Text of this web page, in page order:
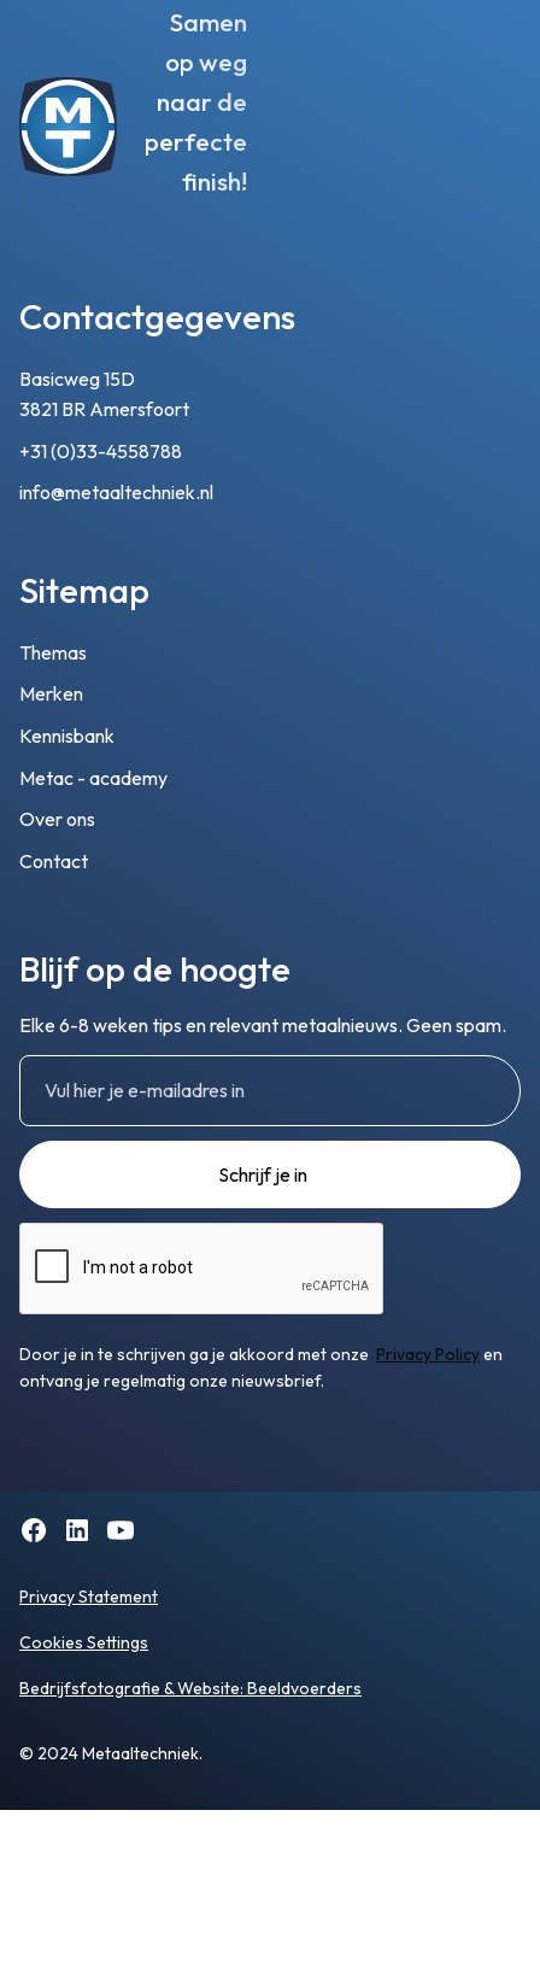
Samen
op weg
naar de
perfecte
finish!
Contactgegevens
Basicweg 15D
3821 BR Amersfoort
+31 (0)33-4558788
info@metaaltechniek.nl
Sitemap
Themas
Merken
Kennisbank
Metac - academy
Over ons
Contact
Blijf op de hoogte
Elke 6-8 weken tips en relevant metaalnieuws. Geen spam.
Door je in te schrijven ga je akkoord met onze Privacy Policyen
ontvang je regelmatig onze nieuwsbrief.
© 2024 Metaaltechniek.
Privacy Statement
Cookies Settings
Bedrijfsfotografie & Website: Beeldvoerders